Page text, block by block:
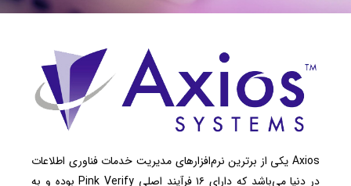
Axios یکی از برترین نرم‌افزارهای مدیریت خدمات فناوری اطلاعات
در دنیا می‌باشد که دارای ۱۶ فرآیند اصلی Pink Verify بوده و به